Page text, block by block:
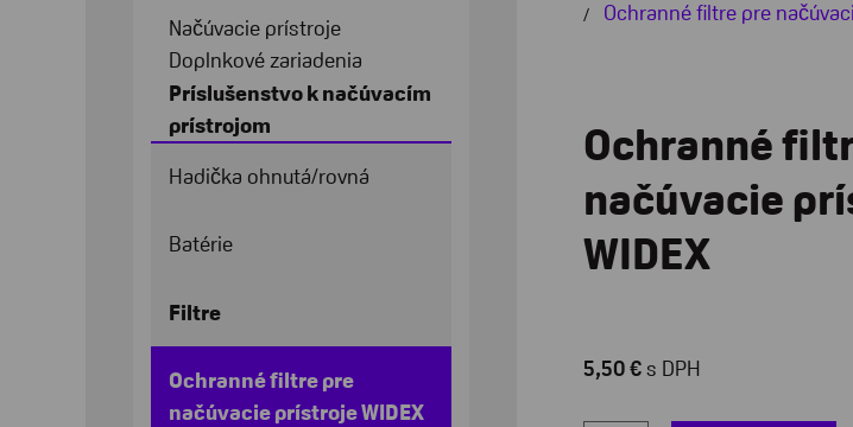
Načúvacie prístroje
Doplnkové zariadenia
Príslušenstvo k načúvacím
prístrojom
Hadička ohnutá/rovná
Batérie
Filtre
Ochranné filtre pre
načúvacie prístroje WIDEX
Ochranné filtre pre
Ochranné
načúvacie
WIDEX
5,50 € s DPH